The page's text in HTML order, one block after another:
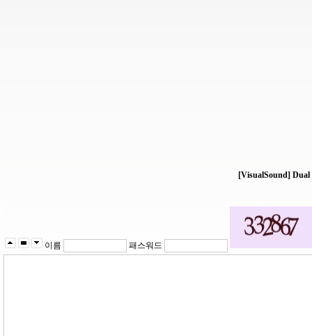
[VisualSound] Dual
이름 패스워드